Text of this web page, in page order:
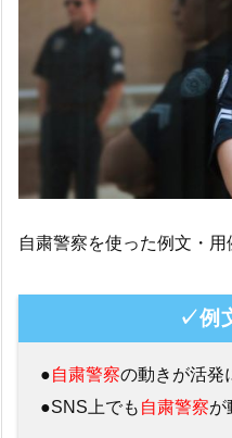
自粛警察を使った例文・用
✓例
●自粛警察の動きが活発
●SNS上でも 自粛警察が